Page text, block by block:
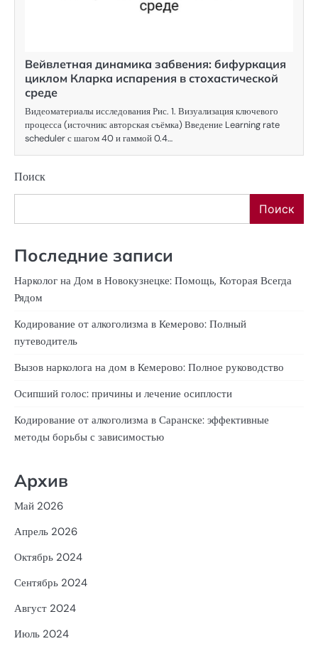
Вейвлетная динамика забвения: бифуркация
циклом Кларка испарения в стохастической
среде
Видеоматериалы исследования Рис. 1. Визуализация ключевого
процесса (источник: авторская съёмка) Введение Learning rate
scheduler с шагом 40 и гаммой 0.4…
Поиск
Поиск
Последние записи
Нарколог на Дом в Новокузнецке: Помощь, Которая Всегда
Рядом
Кодирование от алкоголизма в Кемерово: Полный
путеводитель
Вызов нарколога на дом в Кемерово: Полное руководство
Осипший голос: причины и лечение осиплости
Кодирование от алкоголизма в Саранске: эффективные
методы борьбы с зависимостью
Архив
Май 2026
Апрель 2026
Октябрь 2024
Сентябрь 2024
Август 2024
Июль 2024